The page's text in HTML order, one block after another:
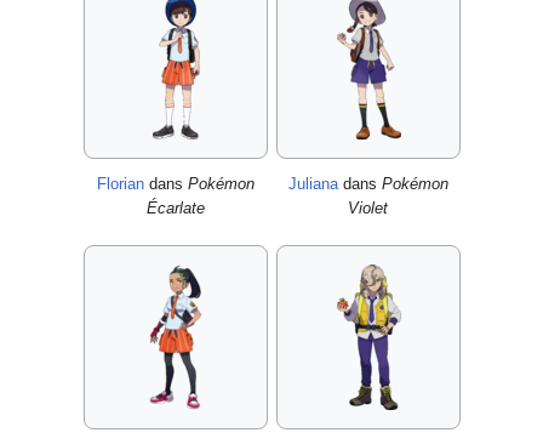
Floriandans Pokémon
Écarlate
Julianadans Pokémon
Violet